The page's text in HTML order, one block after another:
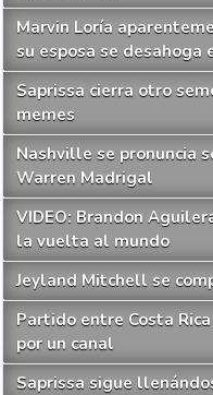
Marvin Loría
su esposa se desahoga
Saprissa cierra otro
memes
Nashville se pronuncia
Warren Madrigal
VIDEO: Brandon
la vuelta al mundo
Jeyland Mitchell se
Partido entre Costa
por un canal
Saprissa sigue